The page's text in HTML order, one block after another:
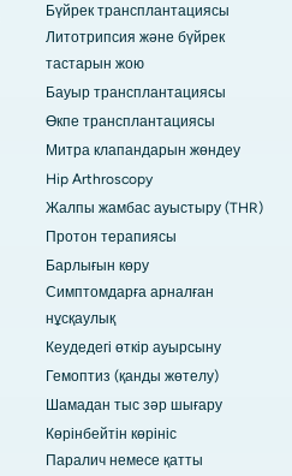
Бүйрек трансплантациясы
Литотрипсия және бүйрек
тастарын жою
Бауыр трансплантациясы
Өкпе трансплантациясы
Митра клапандарын жөндеу
Hip Arthroscopy
Жалпы жамбас ауыстыру (THR)
Протон терапиясы
Барлығын көру
Симптомдарға арналған
нұсқаулық
Кеудедегі өткір ауырсыну
Гемоптиз (қанды жөтелу)
Шамадан тыс зәр шығару
Көрінбейтін көрініс
Паралич немесе қатты